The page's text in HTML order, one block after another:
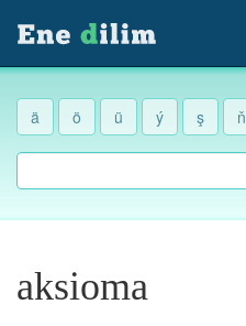
ä ö ü ý ş ň
aksioma